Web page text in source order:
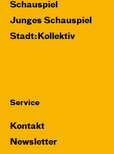
Schauspiel
Junges Schauspiel
Stadt:Kollektiv
Service
Kontakt
Newsletter